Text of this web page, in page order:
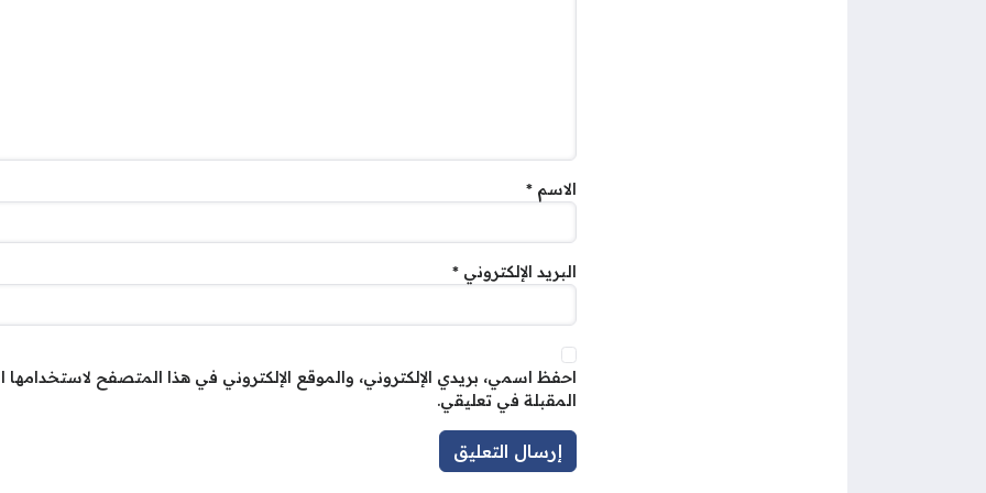
الاسم *
البريد الإلكتروني *
احفظ اسمي، بريدي الإلكتروني، والموقع الإلكتروني في هذا المتصفح لاستخدامها
المقبلة في تعليقي.